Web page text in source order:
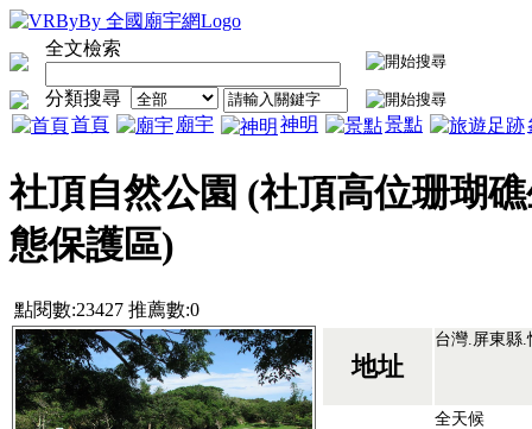
全文檢索
分類搜尋
首頁
廟宇 神明 景點
社頂自然公園 (社頂高位珊瑚
態保護區)
點閱數:23427 推薦數:0
地址
台灣.屏東縣.
全天候